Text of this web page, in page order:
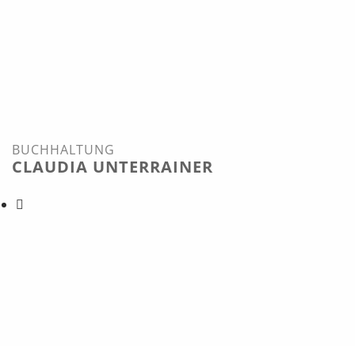
CLAUDIA UNTERRAINER
BUCHHALTUNG